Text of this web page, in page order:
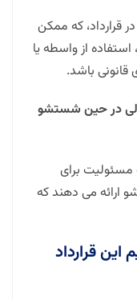
قرارداد، که ممکن
از واسطه یا
قانونی باشد.
در حین شستشو
مسئولیت برای
می دهند که
این قرارداد